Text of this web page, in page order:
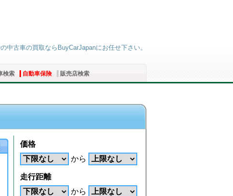
中古車の買取ならBuyCarJapanにお任せ下さい。
検索 自動車保険 販売店検索
価格
から
走行距離
から